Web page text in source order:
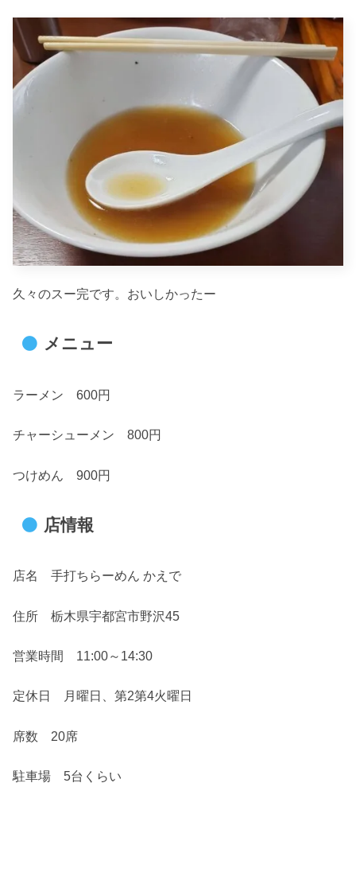
久々のスー完です。おいしかったー
メニュー
ラーメン 600円
チャーシューメン 800円
つけめん 900円
店情報
店名 手打ちらーめん かえで
住所 栃木県宇都宮市野沢45
営業時間 11:00～14:30
定休日 月曜日、第2第4火曜日
席数 20席
駐車場 5台くらい